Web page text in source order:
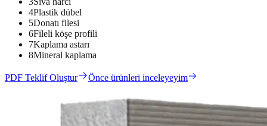
4Plastik dübel
5Donatı filesi
6Fileli köşe profili
7Kaplama astarı
8Mineral kaplama
PDF Teklif Oluştur Önce ürünleri inceleyeyim